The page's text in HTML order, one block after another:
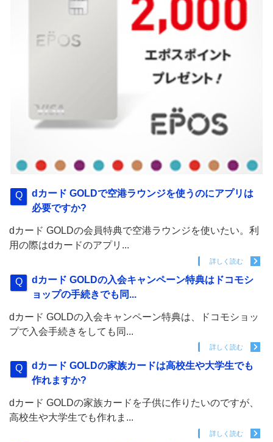
dカード GOLDで空港ラウンジを使うのにアプリは
必要ですか?
dカード GOLDの会員特典で空港ラウンジを使いたい。利
用の際はdカードのアプリ...
詳しく読む
dカード GOLDの入会キャンペーン特典はドコモシ
ョップの手続きでも同...
dカード GOLDの入会キャンペーン特典は、ドコモショッ
プで入会手続きをしても同...
詳しく読む
dカード GOLDの家族カードは高校生や大学生でも
作れますか?
dカード GOLDの家族カードを子供に作りたいのですが、
高校生や大学生でも作れま...
詳しく読む